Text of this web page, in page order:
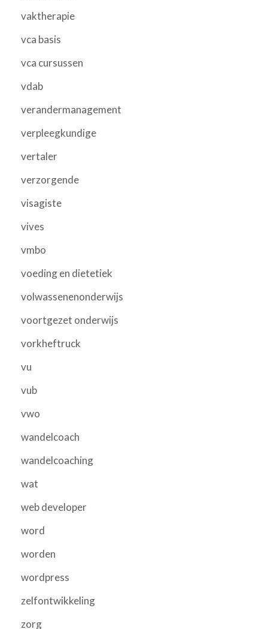
vaktherapie
vca basis
vca cursussen
vdab
verandermanagement
verpleegkundige
vertaler
verzorgende
visagiste
vives
vmbo
voeding en dietetiek
volwassenenonderwijs
voortgezet onderwijs
vorkheftruck
vu
vub
vwo
wandelcoach
wandelcoaching
wat
web developer
word
worden
wordpress
zelfontwikkeling
zorg